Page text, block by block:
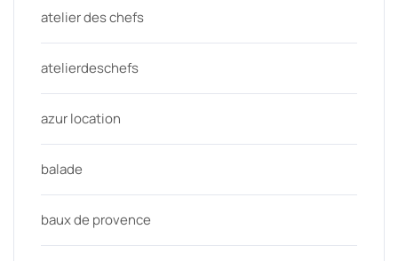
atelier des chefs
atelierdeschefs
azur location
balade
baux de provence